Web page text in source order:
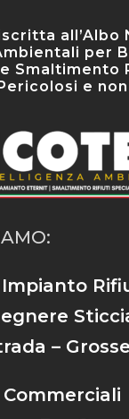
all’Albo
per
Smaltimento
e
Impianto
–